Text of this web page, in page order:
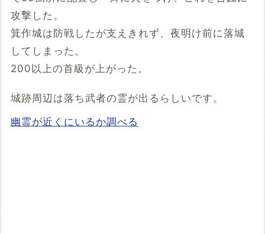
攻撃した。
箕作城は防戦したが支えきれず、夜明け前に落城
してしまった。
200以上の首級が上がった。
城跡周辺は落ち武者の霊が出るらしいです。
幽霊が近くにいるか調べる